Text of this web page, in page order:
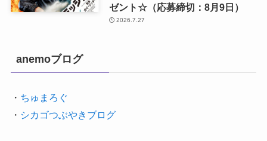
ゼント☆（応募締切：8月9日）
2026.7.27
anemoブログ
・ ちゅまろぐ
・ シカゴつぶやきブログ